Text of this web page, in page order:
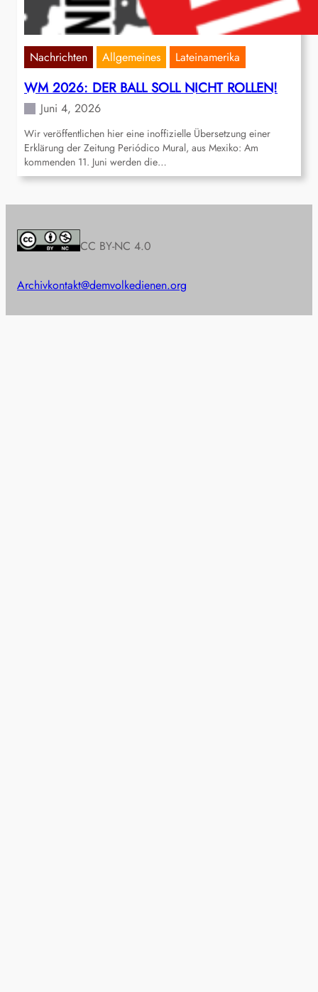
Nachrichten Allgemeines Lateinamerika
WM 2026: DER BALL SOLL NICHT ROLLEN!
Juni 4, 2026
Wir veröffentlichen hier eine inoffizielle Übersetzung einer
Erklärung der Zeitung Periódico Mural, aus Mexiko: Am
kommenden 11. Juni werden die…
CC BY-NC 4.0
Archivkontakt@demvolkedienen.org